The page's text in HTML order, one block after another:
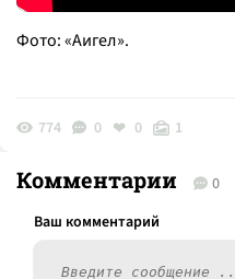
Фото: «Аигел».
774 0 0 1
Комментарии 0